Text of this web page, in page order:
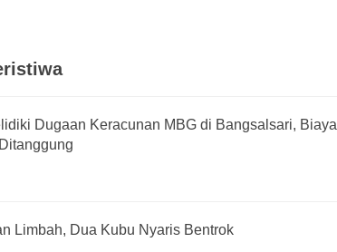
Dugaan Keracunan MBG di Bangsalsari, Biaya
Limbah, Dua Kubu Nyaris Bentrok